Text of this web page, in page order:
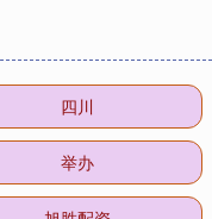
四川
举办